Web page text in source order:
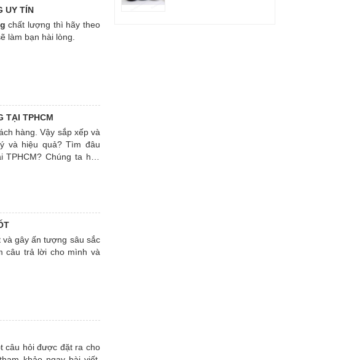
UY TÍN
chất lượng thì hãy theo
làm bạn hài lòng.
TẠI TPHCM
hàng. Vậy sắp xếp và
và hiệu quả? Tìm đâu
Chúng ta hãy
gây ấn tượng sâu sắc
câu trả lời cho mình và
câu hỏi được đặt ra cho